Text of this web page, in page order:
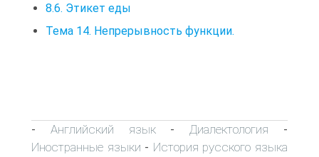
8.6. Этикет еды
Тема 14. Непрерывность функции.
- Английский язык-Диалектология -
Иностранные языки - История русского языка